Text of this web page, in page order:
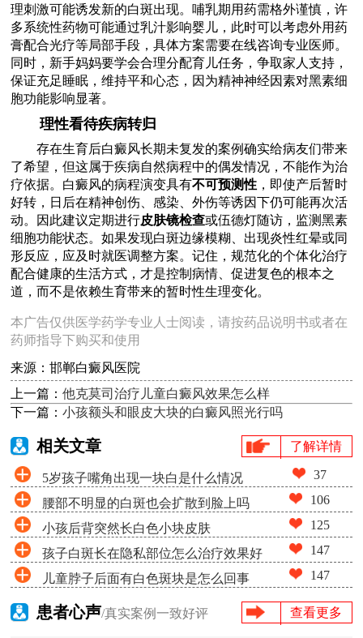
理刺激可能诱发新的白斑出现。哺乳期用药需格外谨慎，许
多系统性药物可能通过乳汁影响婴儿，此时可以考虑外用药
膏配合光疗等局部手段，具体方案需要在线咨询专业医师。
同时，新手妈妈要学会合理分配育儿任务，争取家人支持，
保证充足睡眠，维持平和心态，因为精神神经因素对黑素细
胞功能影响显著。
理性看待疾病转归
存在生育后白癜风长期未复发的案例确实给病友们带来
了希望，但这属于疾病自然病程中的偶发情况，不能作为治
疗依据。白癜风的病程演变具有不可预测性 ，即使产后暂时
好转，日后在精神创伤、感染、外伤等诱因下仍可能再次活
动。因此建议定期进行皮肤镜检查或伍德灯随访，监测黑素
细胞功能状态。如果发现白斑边缘模糊、出现炎性红晕或同
形反应，应及时就医调整方案。记住，规范化的个体化治疗
配合健康的生活方式，才是控制病情、促进复色的根本之
道，而不是依赖生育带来的暂时性生理变化。
本广告仅供医学药学专业人士阅读，请按药品说明书或者在
药师指导下购买和使用
来源：邯郸白癜风医院
上一篇：他克莫司治疗儿童白癜风效果怎么样
下一篇：小孩额头和眼皮大块的白癜风照光行吗
相关文章 了解详情
5岁孩子嘴角出现一块白是什么情况 37
腰部不明显的白斑也会扩散到脸上吗 106
小孩后背突然长白色小块皮肤 125
孩子白斑长在隐私部位怎么治疗效果好 147
儿童脖子后面有白色斑块是怎么回事 147
患者心声/真实案例一致好评 查看更多